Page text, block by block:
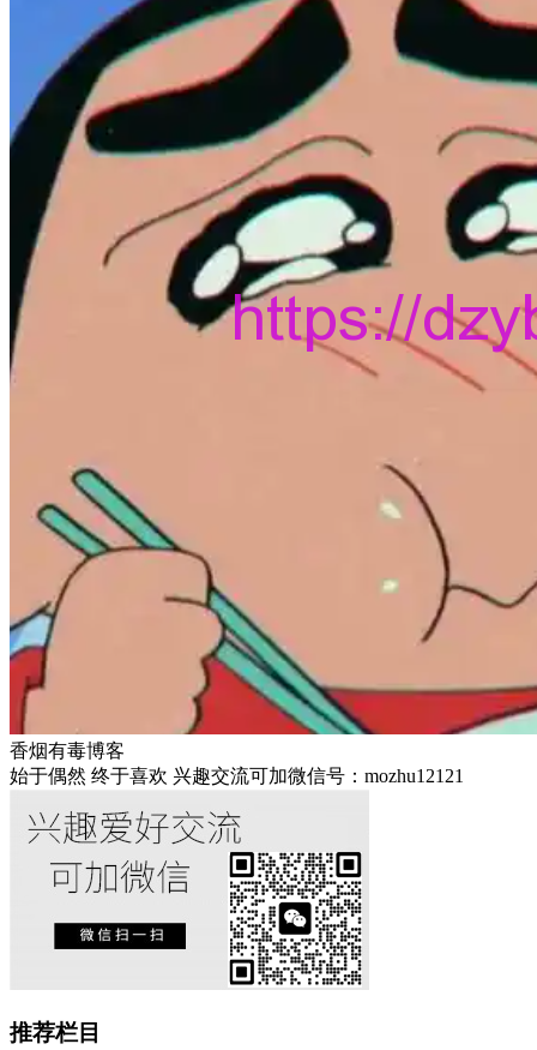
香烟有毒博客
始于偶然 终于喜欢 兴趣交流可加微信号：mozhu12121
推荐栏目